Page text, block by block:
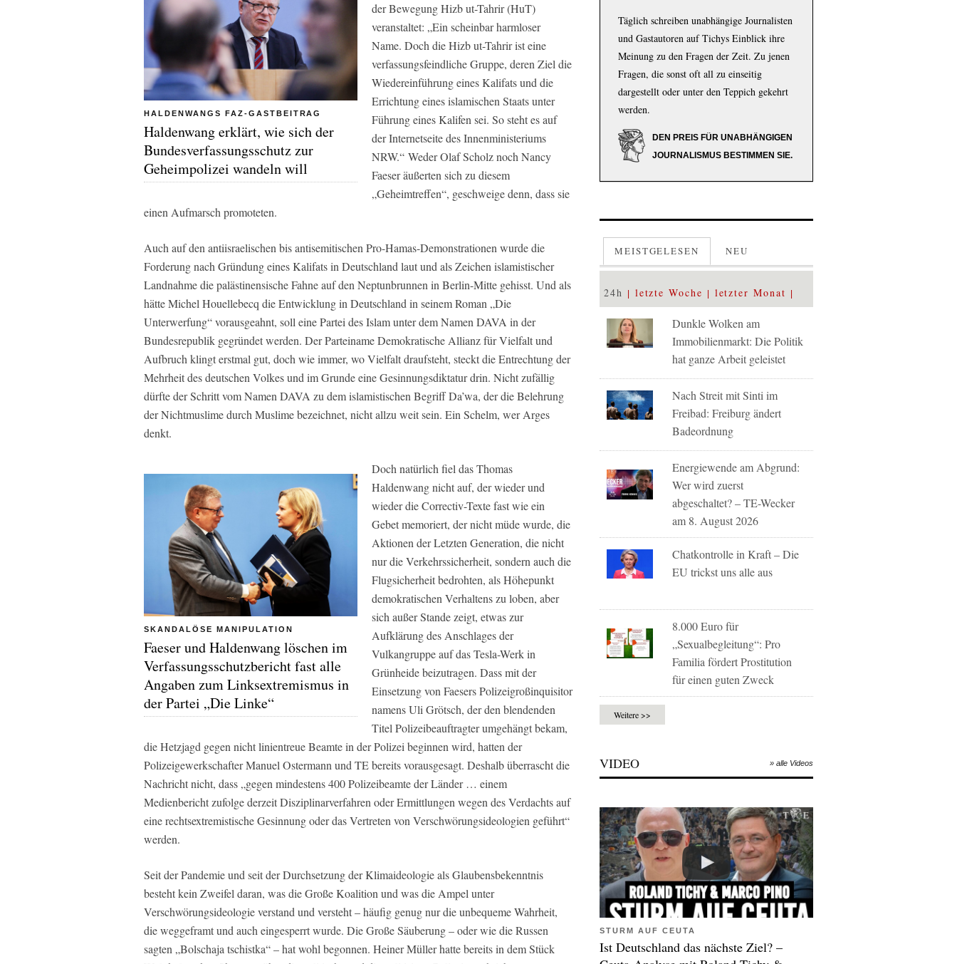
HALDENWANGS FAZ-GASTBEITRAG
Haldenwang erklärt, wie sich der
Bundesverfassungsschutz zur
Geheimpolizei wandeln will
der Bewegung Hizb ut-Tahrir (HuT)
veranstaltet: „Ein scheinbar harmloser
Name. Doch die Hizb ut-Tahrir ist eine
verfassungsfeindliche Gruppe, deren Ziel die
Wiedereinführung eines Kalifats und die
Errichtung eines islamischen Staats unter
Führung eines Kalifen sei. So steht es auf
der Internetseite des Innenministeriums
NRW.“ Weder Olaf Scholz noch Nancy
Faeser äußerten sich zu diesem
„Geheimtreffen“, geschweige denn, dass sie
einen Aufmarsch promoteten.
Auch auf den antiisraelischen bis antisemitischen Pro-Hamas-Demonstrationen wurde die
Forderung nach Gründung eines Kalifats in Deutschland laut und als Zeichen islamistischer
Landnahme die palästinensische Fahne auf den Neptunbrunnen in Berlin-Mitte gehisst. Und als
hätte Michel Houellebecq die Entwicklung in Deutschland in seinem Roman „Die
Unterwerfung“ vorausgeahnt, soll eine Partei des Islam unter dem Namen DAVA in der
Bundesrepublik gegründet werden. Der Parteiname Demokratische Allianz für Vielfalt und
Aufbruch klingt erstmal gut, doch wie immer, wo Vielfalt draufsteht, steckt die Entrechtung der
Mehrheit des deutschen Volkes und im Grunde eine Gesinnungsdiktatur drin. Nicht zufällig
dürfte der Schritt vom Namen DAVA zu dem islamistischen Begriff Da’wa, der die Belehrung
der Nichtmuslime durch Muslime bezeichnet, nicht allzu weit sein. Ein Schelm, wer Arges
denkt.
SKANDALÖSE MANIPULATION
Faeser und Haldenwang löschen im
Verfassungsschutzbericht fast alle
Angaben zum Linksextremismus in
der Partei „Die Linke“
Doch natürlich fiel das Thomas
Haldenwang nicht auf, der wieder und
wieder die Correctiv-Texte fast wie ein
Gebet memoriert, der nicht müde wurde, die
Aktionen der Letzten Generation, die nicht
nur die Verkehrssicherheit, sondern auch die
Flugsicherheit bedrohten, als Höhepunkt
demokratischen Verhaltens zu loben, aber
sich außer Stande zeigt, etwas zur
Aufklärung des Anschlages der
Vulkangruppe auf das Tesla-Werk in
Grünheide beizutragen. Dass mit der
Einsetzung von Faesers Polizeigroßinquisitor
namens Uli Grötsch, der den blendenden
Titel Polizeibeauftragter umgehängt bekam,
die Hetzjagd gegen nicht linientreue Beamte in der Polizei beginnen wird, hatten der
Polizeigewerkschafter Manuel Ostermann und TE bereits vorausgesagt. Deshalb überrascht die
Nachricht nicht, dass „gegen mindestens 400 Polizeibeamte der Länder … einem
Medienbericht zufolge derzeit Disziplinarverfahren oder Ermittlungen wegen des Verdachts auf
eine rechtsextremistische Gesinnung oder das Vertreten von Verschwörungsideologien geführt“
werden.
Seit der Pandemie und seit der Durchsetzung der Klimaideologie als Glaubensbekenntnis
besteht kein Zweifel daran, was die Große Koalition und was die Ampel unter
Verschwörungsideologie verstand und versteht – häufig genug nur die unbequeme Wahrheit,
die weggeframt und auch eingesperrt wurde. Die Große Säuberung – oder wie die Russen
sagten „Bolschaja tschistka“ – hat wohl begonnen. Heiner Müller hatte bereits in dem Stück
Täglich schreiben unabhängige Journalisten
und Gastautoren auf Tichys Einblick ihre
Meinung zu den Fragen der Zeit. Zu jenen
Fragen, die sonst oft all zu einseitig
dargestellt oder unter den Teppich gekehrt
werden.
DEN PREIS FÜR UNABHÄNGIGEN
JOURNALISMUS BESTIMMEN SIE.
MEISTGELESEN NEU
24h letzte Woche letzter Monat
Dunkle Wolken am
Immobilienmarkt: Die Politik
hat ganze Arbeit geleistet
Nach Streit mit Sinti im
Freibad: Freiburg ändert
Badeordnung
Energiewende am Abgrund:
Wer wird zuerst
abgeschaltet? – TE-Wecker
am 8. August 2026
Chatkontrolle in Kraft – Die
EU trickst uns alle aus
8.000 Euro für
„Sexualbegleitung“: Pro
Familia fördert Prostitution
für einen guten Zweck
Weitere >>
VIDEO » alle Videos
STURM AUF CEUTA
Ist Deutschland das nächste Ziel? –